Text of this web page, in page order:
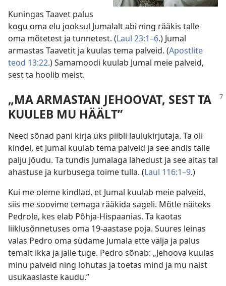
Kuningas Taavet palus
kogu oma elu jooksul Jumalalt abi ning rääkis talle
oma mõtetest ja tunnetest. (Laul 23:1–6.) Jumal
armastas Taavetit ja kuulas tema palveid. (Apostlite
teod 13:22.) Samamoodi kuulab Jumal meie palveid,
sest ta hoolib meist.
„MA ARMASTAN JEHOOVAT, SEST TA
KUULEB MU HÄÄLT”
Need sõnad pani kirja üks piibli laulukirjutaja. Ta oli
kindel, et Jumal kuulab tema palveid ja see andis talle
palju jõudu. Ta tundis Jumalaga lähedust ja see aitas tal
ahastuse ja kurbusega toime tulla. (Laul 116:1–9.)
Kui me oleme kindlad, et Jumal kuulab meie palveid,
siis me soovime temaga rääkida sageli. Mõtle näiteks
Pedrole, kes elab Põhja-Hispaanias. Ta kaotas
liiklusõnnetuses oma 19-aastase poja. Suures leinas
valas Pedro oma südame Jumala ette välja ja palus
temalt ikka ja jälle tuge. Pedro sõnab: „Jehoova kuulas
minu palveid ning lohutas ja toetas mind ja mu naist
usukaaslaste kaudu.”